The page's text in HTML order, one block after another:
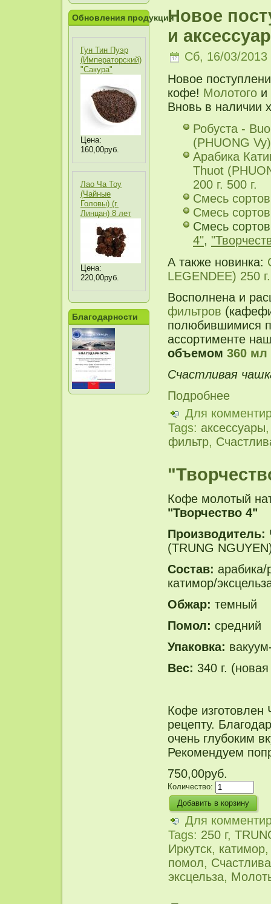
Обновления продукции
Гун Тин Пуэр
(Императорский)
"Сакура"
Цена:
160,00руб.
Лао Ча Тоу
(Чайные
Головы) (г.
Линцан) 8 лет
Цена:
220,00руб.
Благодарности
Новое
и
Сб, 16/03/2013
Новое
кофе! Молотогои
Вновь в наличии
Робуста -
(PHUONG
Арабика
Thuot
200 г. 500 г.
Смесь
Смесь
Смесь
4",
А также новинка:
LEGENDEE) 250
Восполнена и
фильтров
полюбившимися
ассортименте
объемом 360 мл
Счастливая
Подробнее
Для
Tags: аксессуары
фильтр,
Кофе молотый
"Творчество 4"
Производитель:
(TRUNG
Состав: арабика/
катимор/
Обжар: темный
Помол: средний
Упаковка:
Вес: 340 г.
Кофе изготовлен
рецепту.
очень глубоким
Рекомендуем
750,00руб.
Количество:
Для
Tags: 250 г,
Иркутск, катимор
помол,
эксцельза,